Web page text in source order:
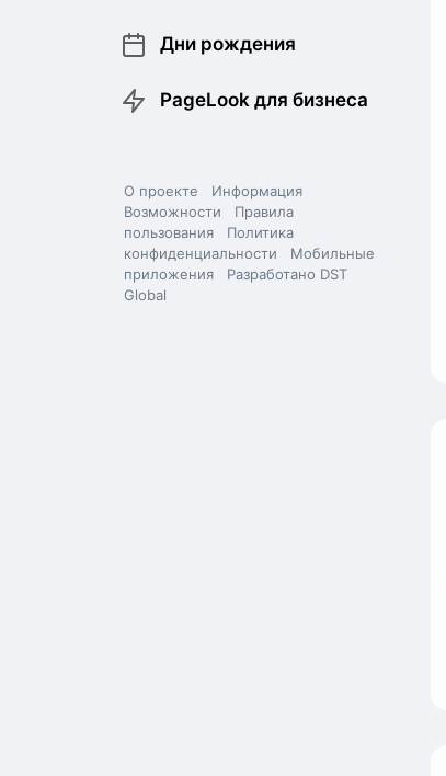
Дни рождения
PageLook для бизнеса
О проекте
Информация
Возможности
Правила
пользования
Политика
конфиденциальности
Мобильные
приложения
Разработано DST
Global